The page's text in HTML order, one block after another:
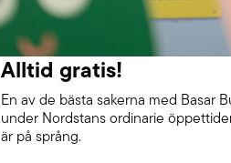
Alltid gratis!
En av de bästa sakerna med Basar
under Nordstans ordinarie
är på språng.